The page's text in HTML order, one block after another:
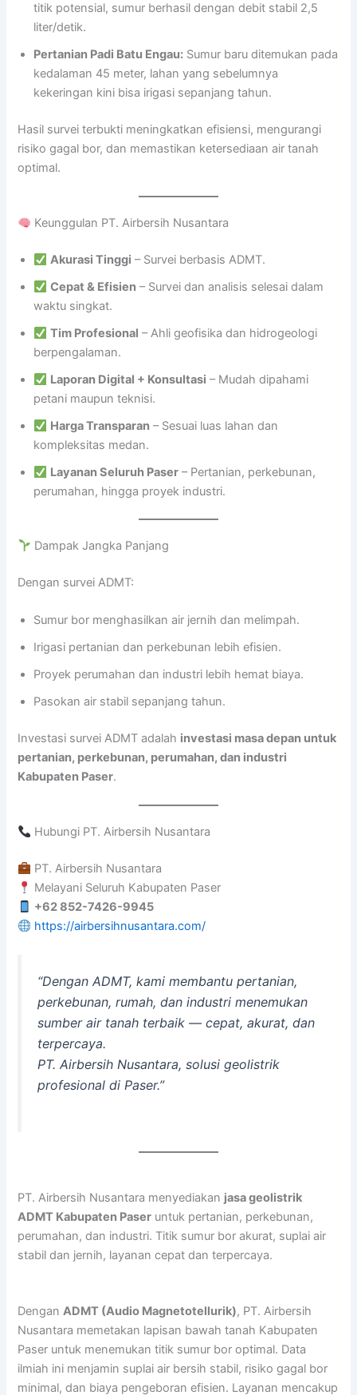
titik potensial, sumur berhasil dengan debit stabil 2,5
liter/detik.
Pertanian Padi Batu Engau: Sumur baru ditemukan pada
kedalaman 45 meter, lahan yang sebelumnya
kekeringan kini bisa irigasi sepanjang tahun.
Hasil survei terbukti meningkatkan efisiensi, mengurangi
risiko gagal bor, dan memastikan ketersediaan air tanah
optimal.
Keunggulan PT. Airbersih Nusantara
Akurasi Tinggi – Survei berbasis ADMT.
Cepat & Efisien – Survei dan analisis selesai dalam
waktu singkat.
Tim Profesional – Ahli geofisika dan hidrogeologi
berpengalaman.
Laporan Digital + Konsultasi – Mudah dipahami
petani maupun teknisi.
Harga Transparan – Sesuai luas lahan dan
kompleksitas medan.
Layanan Seluruh Paser – Pertanian, perkebunan,
perumahan, hingga proyek industri.
Dampak Jangka Panjang
Dengan survei ADMT:
Sumur bor menghasilkan air jernih dan melimpah.
Irigasi pertanian dan perkebunan lebih efisien.
Proyek perumahan dan industri lebih hemat biaya.
Pasokan air stabil sepanjang tahun.
Investasi survei ADMT adalah investasi masa depan untuk
pertanian, perkebunan, perumahan, dan industri
Kabupaten Paser.
Hubungi PT. Airbersih Nusantara
PT. Airbersih Nusantara
Melayani Seluruh Kabupaten Paser
+62 852-7426-9945
https://airbersihnusantara.com/
“Dengan ADMT, kami membantu pertanian,
perkebunan, rumah, dan industri menemukan
sumber air tanah terbaik — cepat, akurat, dan
terpercaya.
PT. Airbersih Nusantara, solusi geolistrik
profesional di Paser.”
PT. Airbersih Nusantara menyediakan jasa geolistrik
ADMT Kabupaten Paser untuk pertanian, perkebunan,
perumahan, dan industri. Titik sumur bor akurat, suplai air
stabil dan jernih, layanan cepat dan terpercaya.
DenganADMT (Audio Magnetotellurik), PT. Airbersih
Nusantara memetakan lapisan bawah tanah Kabupaten
Paser untuk menemukan titik sumur bor optimal. Data
ilmiah ini menjamin suplai air bersih stabil, risiko gagal bor
minimal, dan biaya pengeboran efisien. Layanan mencakup